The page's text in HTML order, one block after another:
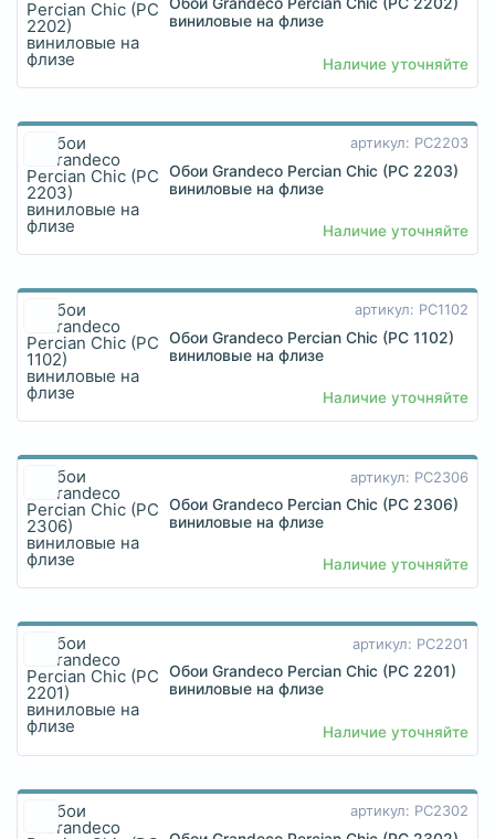
виниловые на флизе
Наличие уточняйте
артикул: PC2203
Обои Grandeco Percian Chic (PC 2203)
виниловые на флизе
Наличие уточняйте
артикул: PC1102
Обои Grandeco Percian Chic (PC 1102)
виниловые на флизе
Наличие уточняйте
артикул: PC2306
Обои Grandeco Percian Chic (PC 2306)
виниловые на флизе
Наличие уточняйте
артикул: PC2201
Обои Grandeco Percian Chic (PC 2201)
виниловые на флизе
Наличие уточняйте
артикул: PC2302